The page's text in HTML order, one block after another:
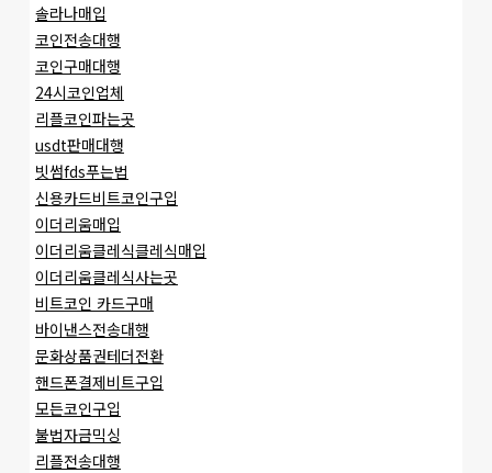
솔라나매입
코인전송대행
코인구매대행
24시코인업체
리플코인파는곳
usdt판매대행
빗썸fds푸는법
신용카드비트코인구입
이더리움매입
이더리움클레식클레식매입
이더리움클레식사는곳
비트코인 카드구매
바이낸스전송대행
문화상품권테더전환
핸드폰결제비트구입
모든코인구입
불법자금믹싱
리플전송대행